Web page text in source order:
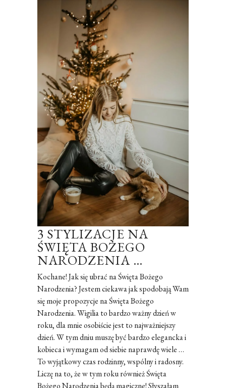
3 STYLIZACJE NA
ŚWIĘTA BOŻEGO
NARODZENIA …
Kochane! Jak się ubrać na Święta Bożego
Narodzenia? Jestem ciekawa jak spodobają Wam
się moje propozycje na Święta Bożego
Narodzenia. Wigilia to bardzo ważny dzień w
roku, dla mnie osobiście jest to najważniejszy
dzień. W tym dniu muszę być bardzo elegancka i
kobieca i wymagam od siebie naprawdę wiele …
To wyjątkowy czas rodzinny, wspólny i radosny.
Liczę na to, że w tym roku również Święta
Bożego Narodzenia będą magiczne! Słyszałam